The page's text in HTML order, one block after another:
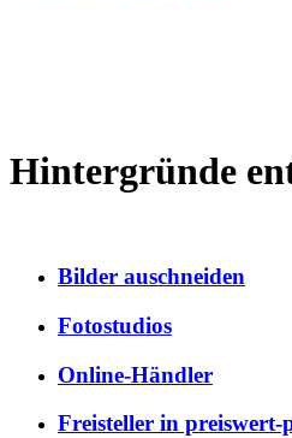
Hintergründe
Bilder auschneiden
Fotostudios
Online-Händler
Freisteller in